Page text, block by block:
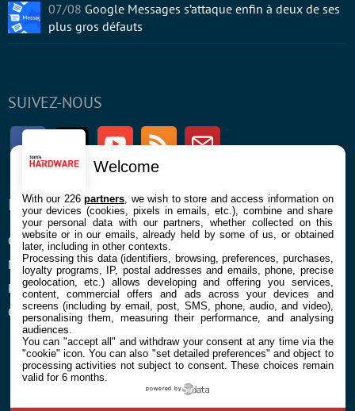
SUIVEZ-NOUS
FacebookTwitter Youtube RSS Newsletter
ENTREPRISE
Confidentialité et Cookies
Mentions légales et CGU
Préférences Cookies
Qui sommes nous
À PROPOS
Contact
07/08 Google Messages s’attaque enfin à deux de ses
plus gros défauts
Welcome
With our 226partners , we wish to store and access information on
your devices (cookies, pixels in emails, etc.), combine and share
your personal data with our partners, whether collected on this
website or in our emails, already held by some of us, or obtained
later, including in other contexts.
Processing this data (identifiers, browsing, preferences, purchases,
loyalty programs, IP, postal addresses and emails, phone, precise
geolocation, etc.) allows developing and offering you services,
content, commercial offers and ads across your devices and
screens (including by email, post, SMS, phone, audio, and video),
personalising them, measuring their performance, and analysing
audiences.
You can "accept all" and withdraw your consent at any time via the
"cookie" icon. You can also "set detailed preferences" and object to
processing activities not subject to consent. These choices remain
valid for 6 months.
powered by